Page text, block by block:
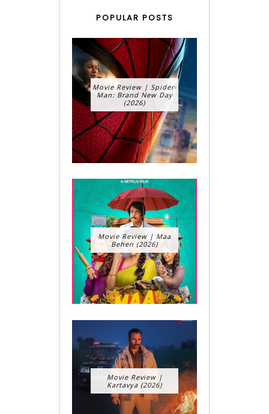
POPULAR POSTS
Movie Review | Spider-
Man: Brand New Day
(2026)
Movie Review | Maa
Behen (2026)
Movie Review |
Kartavya (2026)